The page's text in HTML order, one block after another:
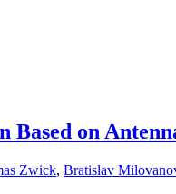
on
Zwick, Bratislav